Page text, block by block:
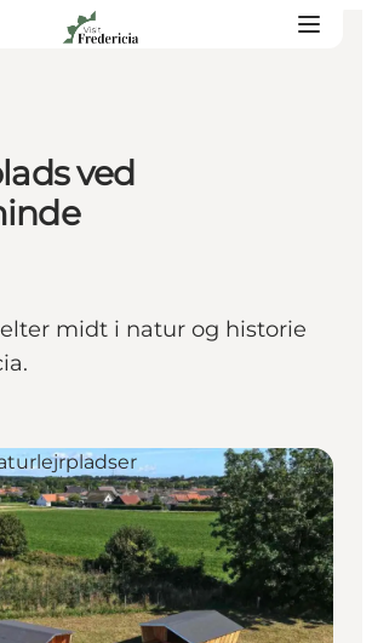
tur
tur
ved
midt i natur og historie